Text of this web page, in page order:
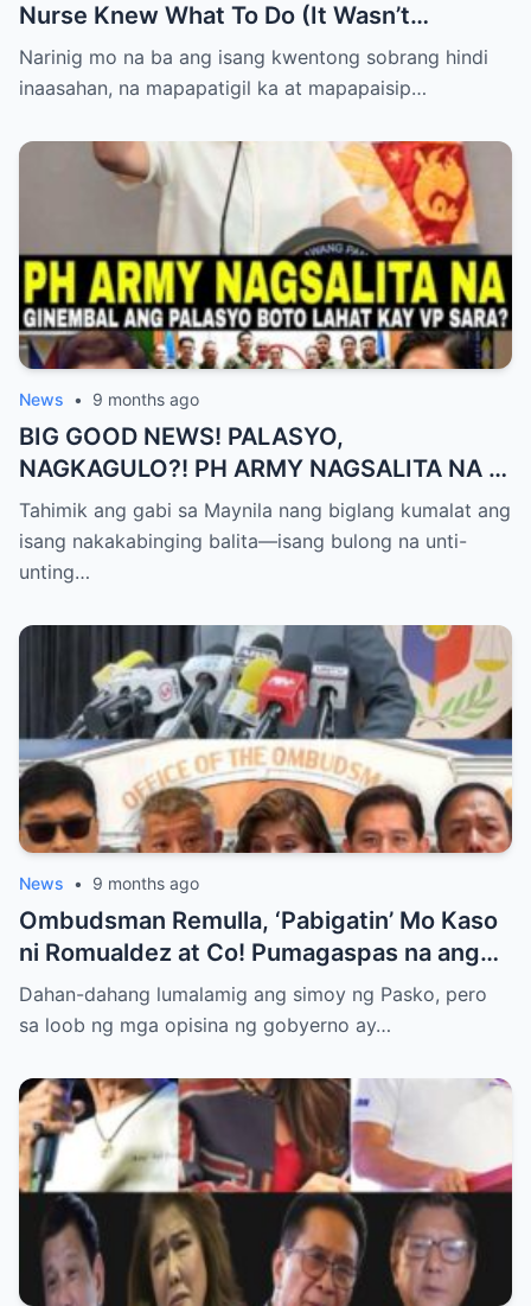
Nurse Knew What To Do (It Wasn’t
Medicine)
Narinig mo na ba ang isang kwentong sobrang hindi
inaasahan, na mapapatigil ka at mapapaisip…
News • 9 months ago
BIG GOOD NEWS! PALASYO,
NAGKAGULO?! PH ARMY NAGSALITA NA —
BOTO LAHAT KAY VP SARA BILANG NEXT
PRESIDENT?
Tahimik ang gabi sa Maynila nang biglang kumalat ang
isang nakakabinging balita—isang bulong na unti-
unting…
News • 9 months ago
Ombudsman Remulla, ‘Pabigatin’ Mo Kaso
ni Romualdez at Co! Pumagaspas na ang
Pangulo—pero bakit malamya?
Dahan-dahang lumalamig ang simoy ng Pasko, pero
sa loob ng mga opisina ng gobyerno ay…